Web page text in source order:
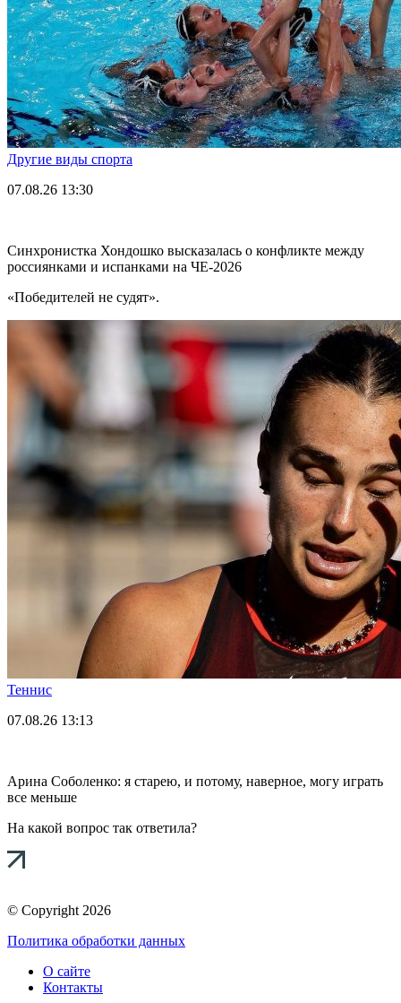
Другие виды спорта
07.08.26 13:30
Синхронистка Хондошко высказалась о конфликте между
россиянками и испанками на ЧЕ-2026
«Победителей не судят».
Теннис
07.08.26 13:13
Арина Соболенко: я старею, и потому, наверное, могу играть
все меньше
На какой вопрос так ответила?
© Copyright 2026
Политика обработки данных
О сайте
Контакты